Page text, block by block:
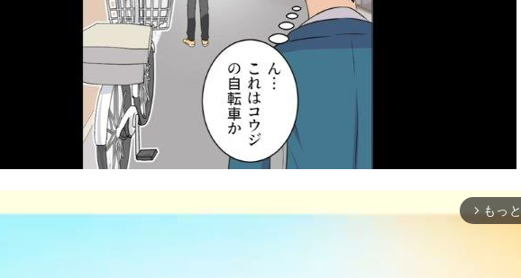
arrow_forward_ios もっ